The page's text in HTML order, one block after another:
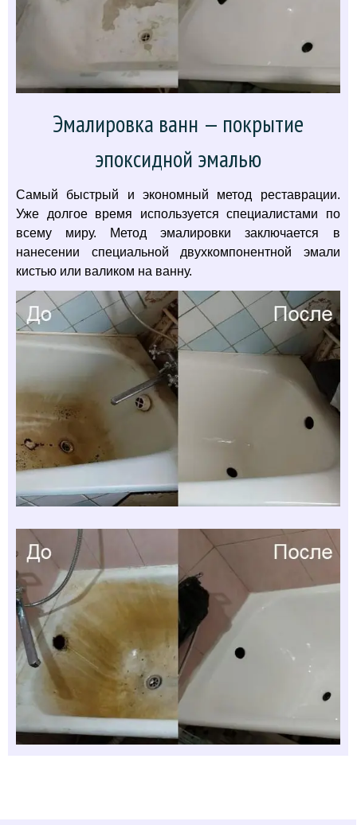
Эмалировка ванн — покрытие
эпоксидной эмалью
Самый быстрый и экономный метод реставрации.
Уже долгое время используется специалистами по
всему миру. Метод эмалировки заключается в
нанесении специальной двухкомпонентной эмали
кистью или валиком на ванну.